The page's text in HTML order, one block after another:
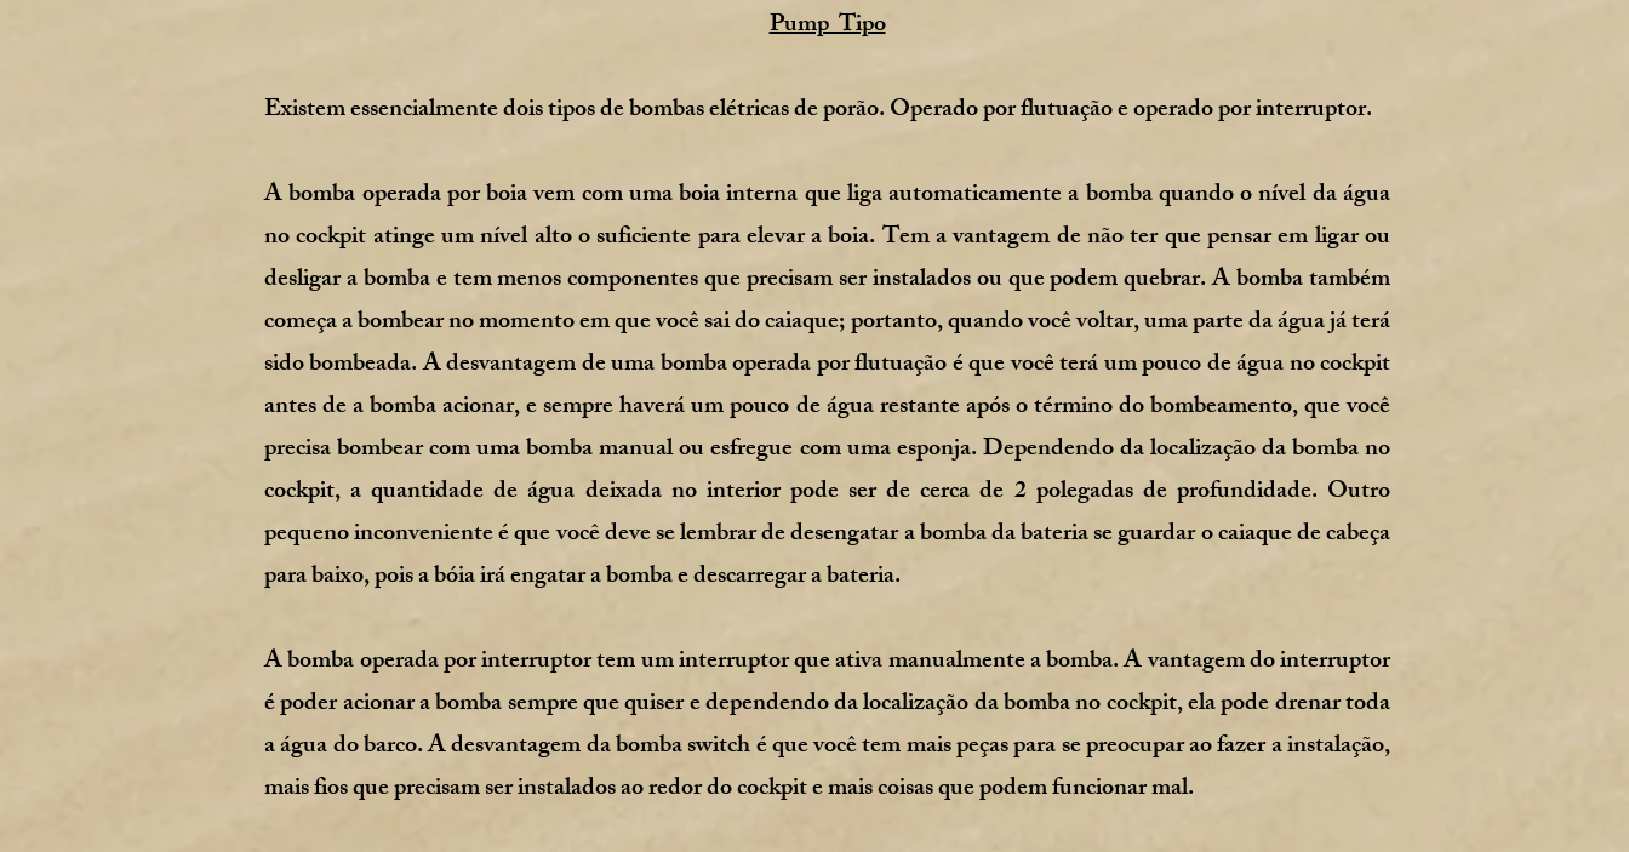
Pump Tipo
Existem essencialmente dois tipos de bombas elétricas de porão. Operado por flutuação e operado por interruptor.
A bomba operada por boia vem com uma boia interna que liga automaticamente a bomba quando o nível da água
no cockpit atinge um nível alto o suficiente para elevar a boia. Tem a vantagem de não ter que pensar em ligar ou
desligar a bomba e tem menos componentes que precisam ser instalados ou que podem quebrar. A bomba também
começa a bombear no momento em que você sai do caiaque; portanto, quando você voltar, uma parte da água já terá
sido bombeada. A desvantagem de uma bomba operada por flutuação é que você terá um pouco de água no cockpit
antes de a bomba acionar, e sempre haverá um pouco de água restante após o término do bombeamento, que você
precisa bombear com uma bomba manual ou esfregue com uma esponja. Dependendo da localização da bomba no
cockpit, a quantidade de água deixada no interior pode ser de cerca de 2 polegadas de profundidade. Outro
pequeno inconveniente é que você deve se lembrar de desengatar a bomba da bateria se guardar o caiaque de cabeça
para baixo, pois a bóia irá engatar a bomba e descarregar a bateria.
A bomba operada por interruptor tem um interruptor que ativa manualmente a bomba. A vantagem do interruptor
é poder acionar a bomba sempre que quiser e dependendo da localização da bomba no cockpit, ela pode drenar toda
a água do barco. A desvantagem da bomba switch é que você tem mais peças para se preocupar ao fazer a instalação,
mais fios que precisam ser instalados ao redor do cockpit e mais coisas que podem funcionar mal.